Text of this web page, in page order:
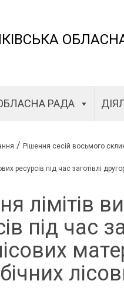
РАДА
/ Рішення сесій восьмого
ресурсів під час заготівлі
лімітів
під час